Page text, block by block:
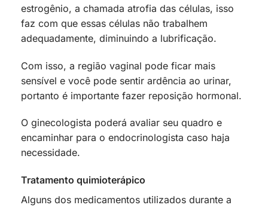
estrogênio, a chamada atrofia das células, isso
faz com que essas células não trabalhem
adequadamente, diminuindo a lubrificação.
Com isso, a região vaginal pode ficar mais
sensível e você pode sentir ardência ao urinar,
portanto é importante fazer reposição hormonal.
O ginecologista poderá avaliar seu quadro e
encaminhar para o endocrinologista caso haja
necessidade.
Tratamento quimioterápico
Alguns dos medicamentos utilizados durante a